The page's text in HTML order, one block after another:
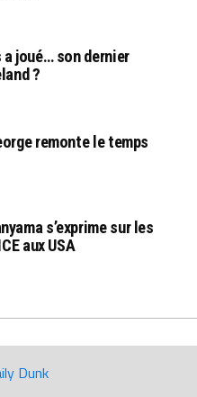
a joué… son dernier
?
remonte le temps
s’exprime sur les
aux USA